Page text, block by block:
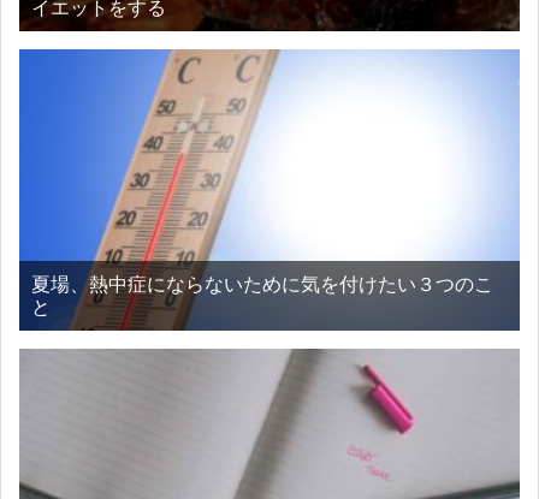
イエットをする
夏場、熱中症にならないために気を付けたい３つのこ
と